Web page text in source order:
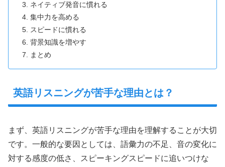
ネイティブ発音に慣れる
集中力を高める
スピードに慣れる
背景知識を増やす
まとめ
英語リスニングが苦手な理由とは？
まず、英語リスニングが苦手な理由を理解することが大切
です。一般的な要因としては、語彙力の不足、音の変化に
対する感度の低さ、スピーキングスピードに追いつけな